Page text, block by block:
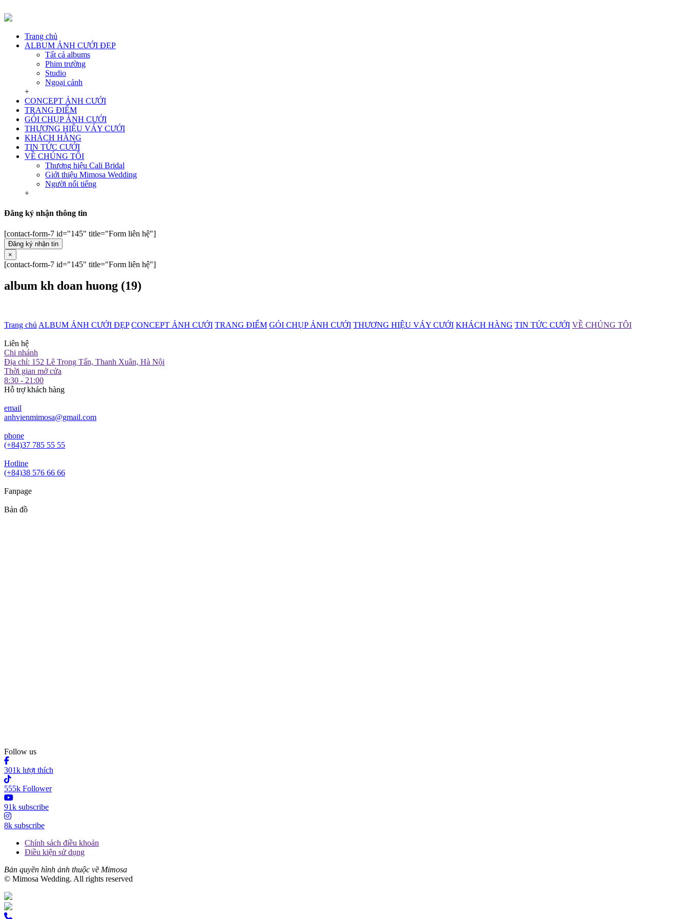
Trang chủ
ALBUM ẢNH CƯỚI ĐẸP
Tất cả albums
Phim trường
Studio
Ngoại cảnh
+
CONCEPT ẢNH CƯỚI
TRANG ĐIỂM
GÓI CHỤP ẢNH CƯỚI
THƯƠNG HIỆU VÁY CƯỚI
KHÁCH HÀNG
TIN TỨC CƯỚI
VỀ CHÚNG TÔI
Thương hiệu Cali Bridal
Giới thiệu Mimosa Wedding
Người nổi tiếng
+
Đăng ký nhận thông tin
[contact-form-7 id="145" title="Form liên hệ"]
Đăng ký nhận tin
×
[contact-form-7 id="145" title="Form liên hệ"]
album kh doan huong (19)
Trang chủ ALBUM ẢNH CƯỚI ĐẸP CONCEPT ẢNH CƯỚI TRANG ĐIỂM GÓI CHỤP ẢNH CƯỚI THƯƠNG HIỆU VÁY CƯỚI KHÁCH HÀNG TIN TỨC CƯỚI VỀ CHÚNG TÔI
Liên hệ
Chi nhánh
Địa chỉ: 152 Lê Trọng Tấn, Thanh Xuân, Hà Nội
Thời gian mở cửa
8:30 - 21:00
Hỗ trợ khách hàng
email
anhvienmimosa@gmail.com
phone
(+84)37 785 55 55
Hotline
(+84)38 576 66 66
Fanpage
Bản đồ
Follow us
301k lượt thích
555k Follower
91k subscribe
8k subscribe
Chính sách điều khoản
Điều kiện sử dụng
Bản quyền hình ảnh thuộc về Mimosa
© Mimosa Wedding. All rights reserved